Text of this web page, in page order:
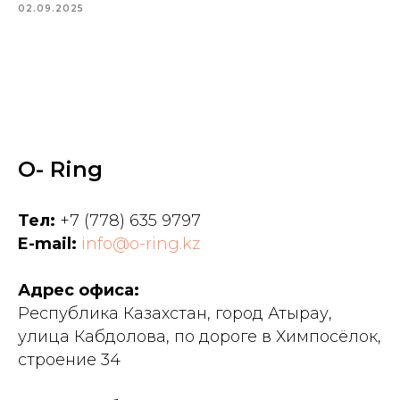
02.09.2025
O- Ring
Тел: +7 (778) 635 9797
E-mail: info@o-ring.kz
Адрес офиса:
Республика Казахстан, город Атырау,
улица Кабдолова, по дороге в Химпосёлок,
строение 34